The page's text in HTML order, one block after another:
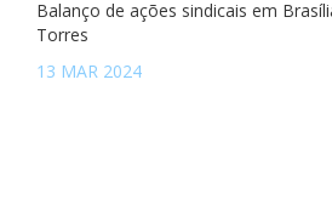
Balanço de ações sindicais em
Torres
13 MAR 2024